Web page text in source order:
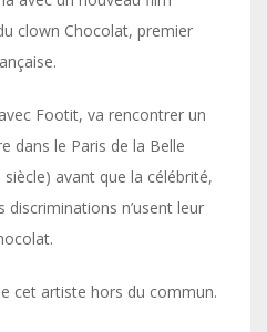
clown Chocolat, premier
Footit, va rencontrer un
dans le Paris de la Belle
avant que la célébrité,
discriminations n’usent leur
cet artiste hors du commun.